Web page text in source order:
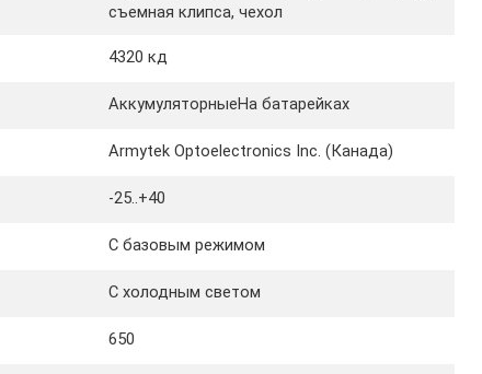
съемная клипса, чехол
4320 кд
АккумуляторныеНа батарейках
Armytek Optoelectronics Inc. (Канада)
-25..+40
С базовым режимом
С холодным светом
650